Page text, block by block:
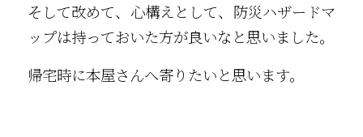
そして改めて、心構えとして、防災ハザードマ
ップは持っておいた方が良いなと思いました。
帰宅時に本屋さんへ寄りたいと思います。